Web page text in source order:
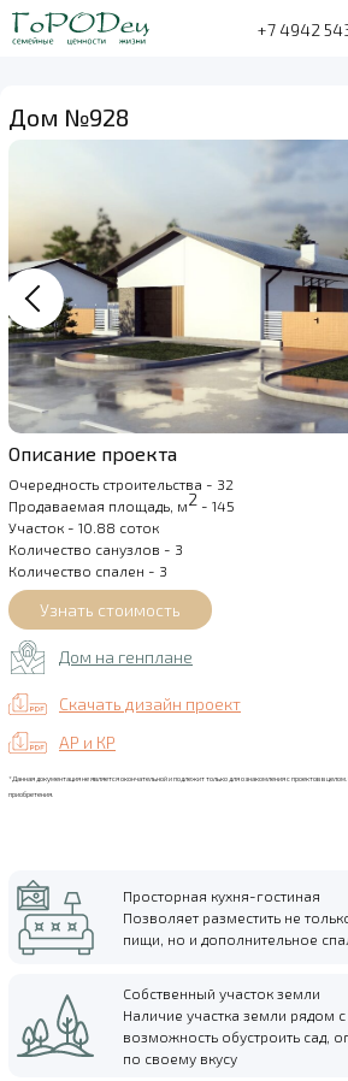
+7 4942
Дом №928
Описание проекта
Очередность строительства - 32
Продаваемая площадь, м2 - 145
Участок - 10.88 соток
Количество санузлов - 3
Количество спален - 3
Дом на генплане
Скачать дизайн проект
АР и КР
*Данная документация не является окончательной и подлежит только для ознакомления с проектов в
приобретения.
Просторная кухня-гостиная
Позволяет разместить не
пищи, но и дополнительное
Собственный участок земли
Наличие участка земли рядом
возможность обустроить сад,
по своему вкусу